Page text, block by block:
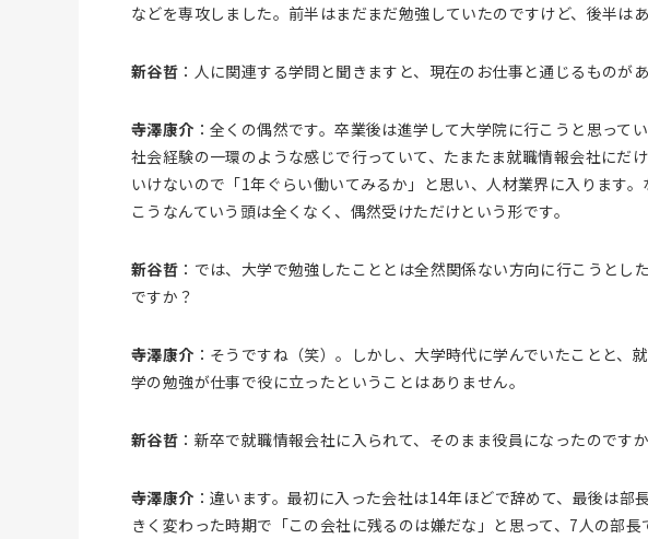
などを専攻しました。前半はまだまだ勉強していたのですけど、後半は
新谷哲 ：人に関連する学問と聞きますと、現在のお仕事と通じるものが
寺澤康介 ：全くの偶然です。卒業後は進学して大学院に行こうと思って
社会経験の一環のような感じで行っていて、たまたま就職情報会社にだ
いけないので「1年ぐらい働いてみるか」と思い、人材業界に入ります
こうなんていう頭は全くなく、偶然受けただけという形です。
新谷哲 ：では、大学で勉強したこととは全然関係ない方向に行こうと
ですか？
寺澤康介 ：そうですね（笑）。しかし、大学時代に学んでいたことと、
学の勉強が仕事で役に立ったということはありません。
新谷哲 ：新卒で就職情報会社に入られて、そのまま役員になったのです
寺澤康介 ：違います。最初に入った会社は14年ほどで辞めて、最後は
きく変わった時期で「この会社に残るのは嫌だな」と思って、7人の部